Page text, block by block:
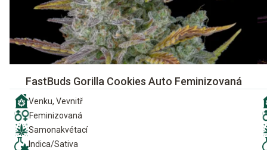
FastBuds Gorilla Cookies Auto Feminizovaná
Venku, Vevnitř
Feminizovaná
Samonakvétací
Indica/Sativa